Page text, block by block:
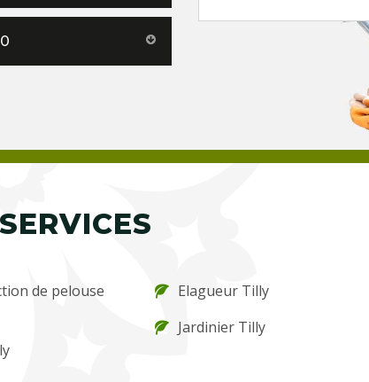
de pelouse
Elagueur Tilly
Jardinier Tilly